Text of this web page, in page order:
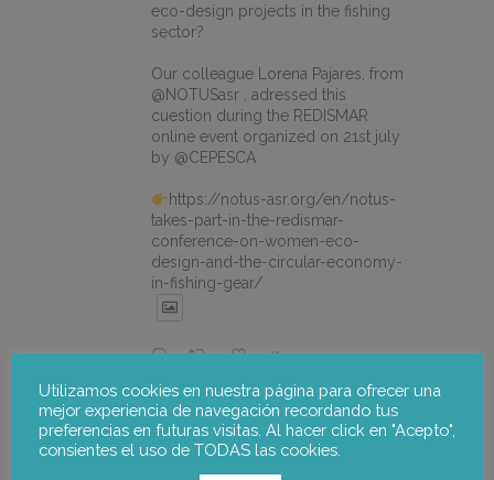
eco-design projects in the fishing
sector?
Our colleague Lorena Pajares, from
@NOTUSasr , adressed this
cuestion during the REDISMAR
online event organized on 21st july
by @CEPESCA
https://notus-asr.org/en/notus-
takes-part-in-the-redismar-
conference-on-women-eco-
design-and-the-circular-economy-
in-fishing-gear/
X
notus-asr @notusasr 22 Jul
El proyecto FOSTER encara sus
Utilizamos cookies en nuestra página para ofrecer una
mejor experiencia de navegación recordando tus
preferencias en futuras visitas. Al hacer click en "Acepto",
consientes el uso de TODAS las cookies.